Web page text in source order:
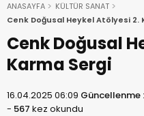
ANASAYFA
KÜLTÜR SANAT
Cenk Doğusal Heykel Atölyesi 2.
Cenk Doğusal
Karma Sergi
16.04.2025 06:09 Güncellenme :
- 567 kez okundu